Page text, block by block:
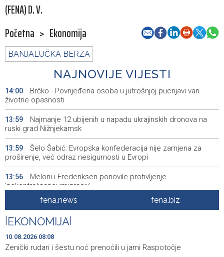
(FENA) D. V.
Početna > Ekonomija
BANJALUČKA BERZA
NAJNOVIJE VIJESTI
14:00
Brčko - Povrijeđena osoba u jutrošnjoj pucnjavi van
životne opasnosti
13:59
Najmanje 12 ubijenih u napadu ukrajinskih dronova na
ruski grad Nižnjekamsk
13:59
Šelo Šabić: Evropska konfederacija nije zamjena za
proširenje, već odraz nesigurnosti u Evropi
13:56
Meloni i Frederiksen ponovile protivljenje
'nekontrolisanoj imigraciji'
FUCZ: Sutra sastanak o unapređenju statusa
profesionalnih vatrgasaca
13:49
Nizak vodostaj prijeti da onemogući plovidbu dijelovima
Rajne u Njemačkoj
fena.news fena.biz
EKONOMIJA
10.08.2026 08:08
Zenički rudari i šestu noć prenoćili u jami Raspotočje